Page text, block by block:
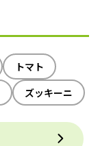
トマト
ズッキーニ